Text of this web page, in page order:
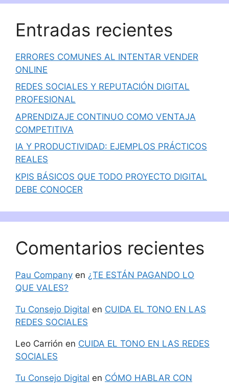
Entradas recientes
ERRORES COMUNES AL INTENTAR VENDER
ONLINE
REDES SOCIALES Y REPUTACIÓN DIGITAL
PROFESIONAL
APRENDIZAJE CONTINUO COMO VENTAJA
COMPETITIVA
IA Y PRODUCTIVIDAD: EJEMPLOS PRÁCTICOS
REALES
KPIS BÁSICOS QUE TODO PROYECTO DIGITAL
DEBE CONOCER
Comentarios recientes
Pau Company en ¿TE ESTÁN PAGANDO LO
QUE VALES?
Tu Consejo Digital en CUIDA EL TONO EN LAS
REDES SOCIALES
Leo Carrión en CUIDA EL TONO EN LAS REDES
SOCIALES
Tu Consejo Digital en CÓMO HABLAR CON